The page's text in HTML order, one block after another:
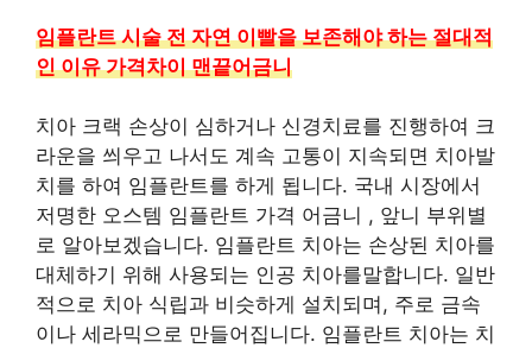
임플란트 시술 전 자연 이빨을 보존해야 하는 절대적
인 이유 가격차이 맨끝어금니
치아 크랙 손상이 심하거나 신경치료를 진행하여 크
라운을 씌우고 나서도 계속 고통이 지속되면 치아발
치를 하여 임플란트를 하게 됩니다. 국내 시장에서
저명한 오스템 임플란트 가격 어금니 , 앞니 부위별
로 알아보겠습니다. 임플란트 치아는 손상된 치아를
대체하기 위해 사용되는 인공 치아를말합니다. 일반
적으로 치아 식립과 비슷하게 설치되며, 주로 금속
이나 세라믹으로 만들어집니다. 임플란트 치아는 치